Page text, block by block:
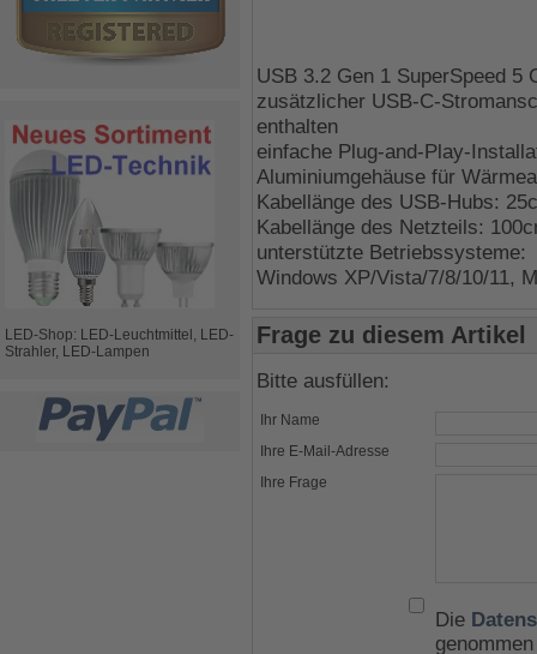
LED-Shop: LED-Leuchtmittel, LED-
Strahler, LED-Lampen
USB 3.2 Gen 1 SuperSpeed 5
zusätzlicher USB-C-
enthalten
einfache Plug-and-Play-
Aluminiumgehäuse für
Kabellänge des USB-Hubs:
Kabellänge des Netzteils:
unterstützte Betriebssysteme:
Windows XP/Vista/7/8/10/11,
Frage zu diesem Artikel
Bitte ausfüllen:
Ihr Name
Ihre E-Mail-Adresse
Ihre Frage
Die